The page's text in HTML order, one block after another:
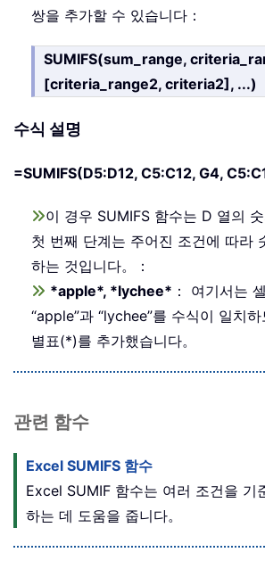
쌍을 추가할 수 있습니다：
SUMIFS(sum_range,
[criteria_range2, criteria2], ...)
수식 설명
=SUMIFS(D5:D12, C5:C12, G4,
이 경우 SUMIFS 함수는 D 열의 숫
첫 번째 단계는 주어진 조건에 따라
하는 것입니다。：
*apple*, *lychee* ： 여기서는
“apple”과 “lychee”를 수식이 일치
별표(*)를 추가했습니다。
관련 함수
Excel SUMIFS 함수
Excel SUMIF 함수는 여러 조건을 기
하는 데 도움을 줍니다。